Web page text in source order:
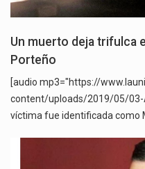
Un muerto deja trifulca
Porteño
[audio mp3="https://
content/uploads/2019/05/03-
víctima fue identificada como